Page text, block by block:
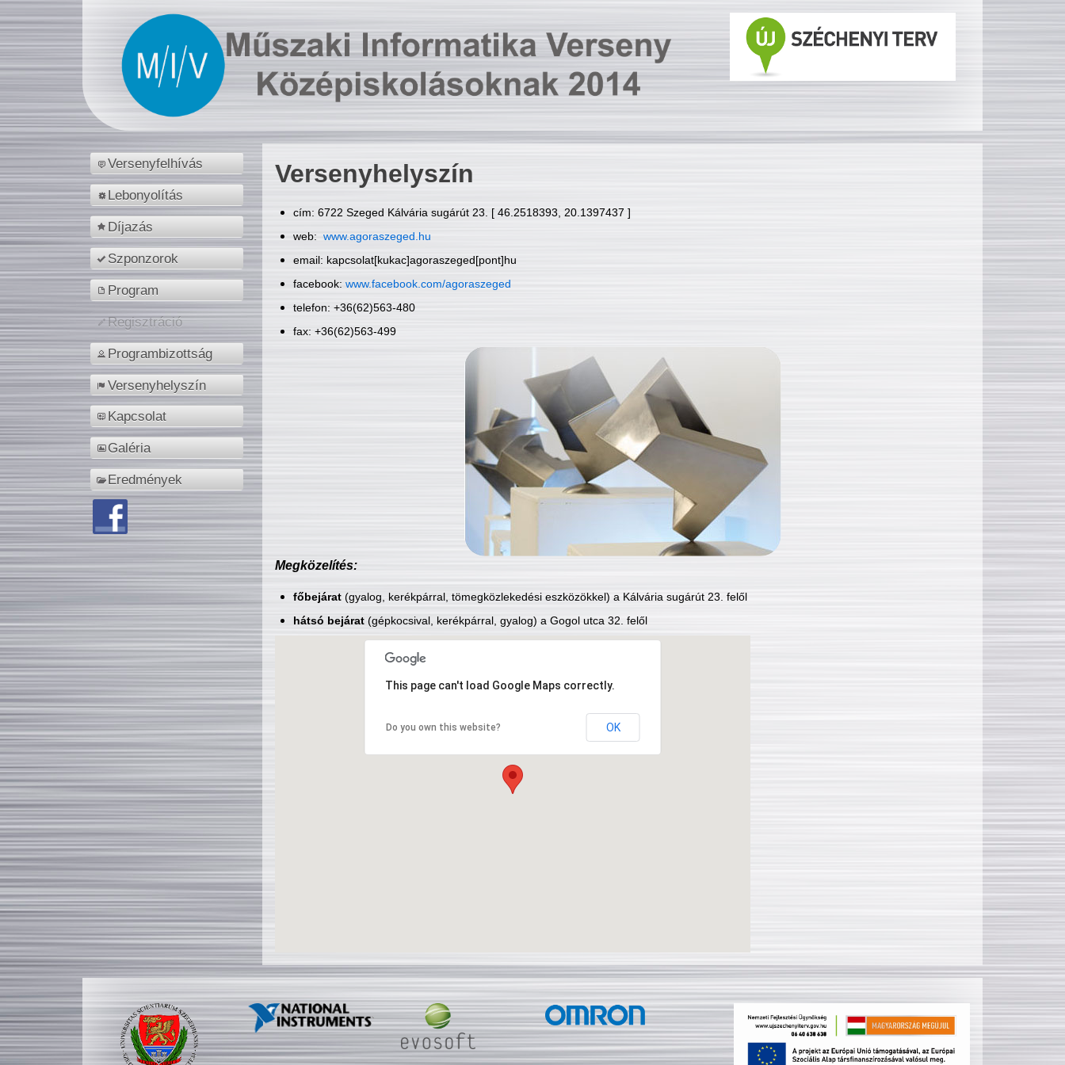
Versenyfelhívás
Lebonyolítás
Díjazás
Szponzorok
Program
Regisztráció
Programbizottság
Versenyhelyszín
Kapcsolat
Galéria
Eredmények
Versenyhelyszín
cím: 6722 Szeged Kálvária sugárút 23. [ 46.2518393, 20.1397437 ]
web: www.agoraszeged.hu
email: kapcsolat[kukac]agoraszeged[pont]hu
facebook: www.facebook.com/agoraszeged
telefon: +36(62)563-480
fax: +36(62)563-499
Megközelítés:
főbejárat(gyalog, kerékpárral, tömegközlekedési eszközökkel) a Kálvária sugárút 23. felől
hátsó bejárat(gépkocsival, kerékpárral, gyalog) a Gogol utca 32. felől
This page can't load Google Maps correctly.
Do you own this website? OK